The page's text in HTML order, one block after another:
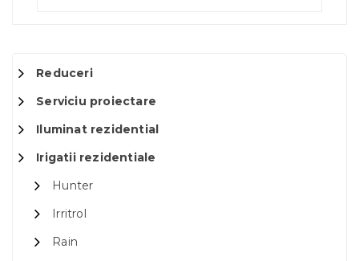
Reduceri
Serviciu proiectare
Iluminat rezidential
Irigatii rezidentiale
Hunter
Irritrol
Rain